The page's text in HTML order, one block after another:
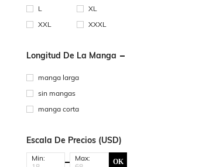
L
XL
XXL
XXXL
Longitud De La Manga
manga larga
sin mangas
manga corta
Escala De Precios (USD)
Min: Max: OK